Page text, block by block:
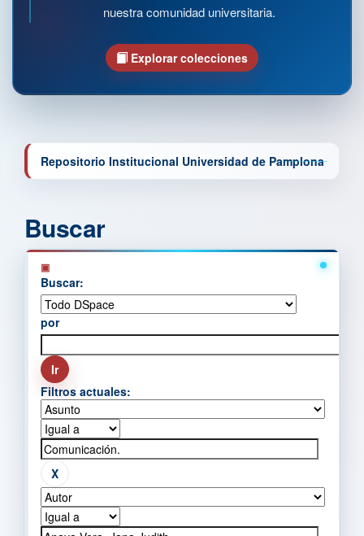
nuestra comunidad universitaria.
Explorar colecciones
Repositorio Institucional Universidad de Pamplona
Buscar
Buscar:
por
Filtros actuales: